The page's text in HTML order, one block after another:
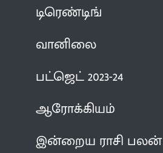
டிரெண்டிங்
வானிலை
பட்ஜெட் 2023-24
ஆரோக்கியம்
இன்றைய ராசி பலன்